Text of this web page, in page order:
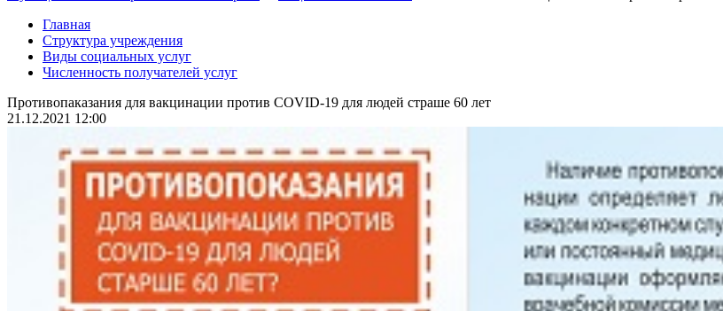
Главная
Структура учреждения
Виды социальных услуг
Численность получателей услуг
Противопаказания для вакцинации против COVID-19 для людей страше 60 лет
21.12.2021 12:00